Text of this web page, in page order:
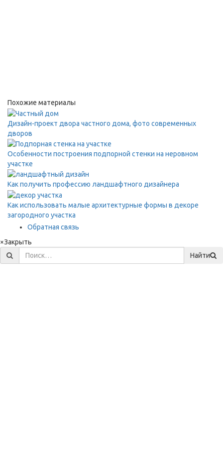
Похожие материалы
Дизайн-проект двора частного дома, фото современных
дворов
Особенности построения подпорной стенки на неровном
участке
Как получить профессию ландшафтного дизайнера
Как использовать малые архитектурные формы в декоре
загородного участка
Обратная связь
×Закрыть
Найти